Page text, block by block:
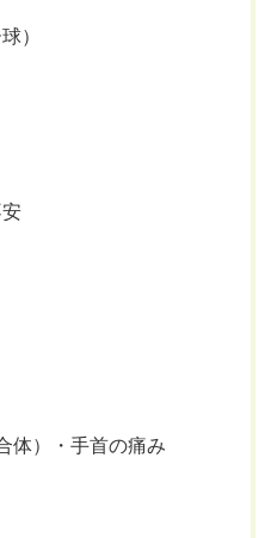
）
体）・手首の痛み